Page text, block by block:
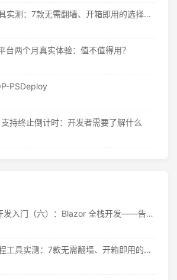
国内免费AI编程工具实测：7款无需翻墙、开箱即用的选择（附2026年7月最新额度）
台两个月真实体验：值不值得用？
PSDeploy
持终止倒计时：开发者需要了解什么
.NET 8 Web开发入门（六）：Blazor 全栈开发——告别 JavaScript 焦虑
国内免费AI编程工具实测：7款无需翻墙、开箱即用的选择（附2026年7月最新额度）